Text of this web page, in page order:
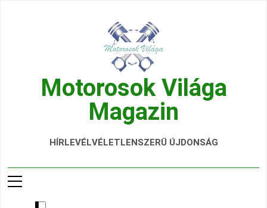
Motorosok Világa
Magazin
Hírek, Tesztek, Élmények Egy Helyen!
HÍRLEVÉLVÉLETLENSZERŰ ÚJDONSÁG